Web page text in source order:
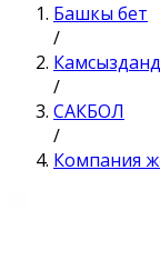
Башкы бет
/
/
САКБОЛ
/
Компания